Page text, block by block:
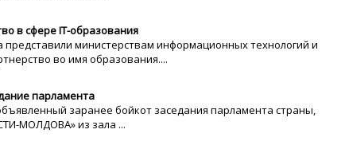
в сфере IT-образования
министерствам информационных технологий и
во имя образования....
парламента
заранее бойкот заседания парламента страны,
МОЛДОВА» из зала ...